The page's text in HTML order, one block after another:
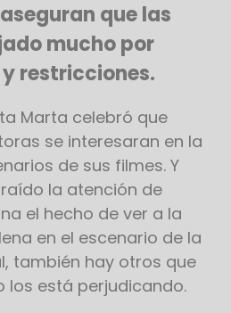
que las
mucho por
restricciones.
Marta celebró que
se interesaran en la
de sus filmes. Y
la atención de
el hecho de ver a la
en el escenario de la
también hay otros que
los está perjudicando.